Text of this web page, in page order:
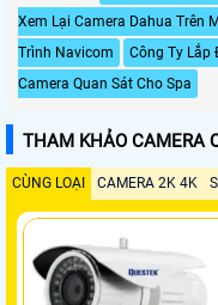
Xem Lại Camera Dahua Trên
Trình Navicom
Công Ty Lắp
Camera Quan Sát Cho Spa
THAM KHẢO CAMERA
CÙNG LOẠI CAMERA 2K 4K